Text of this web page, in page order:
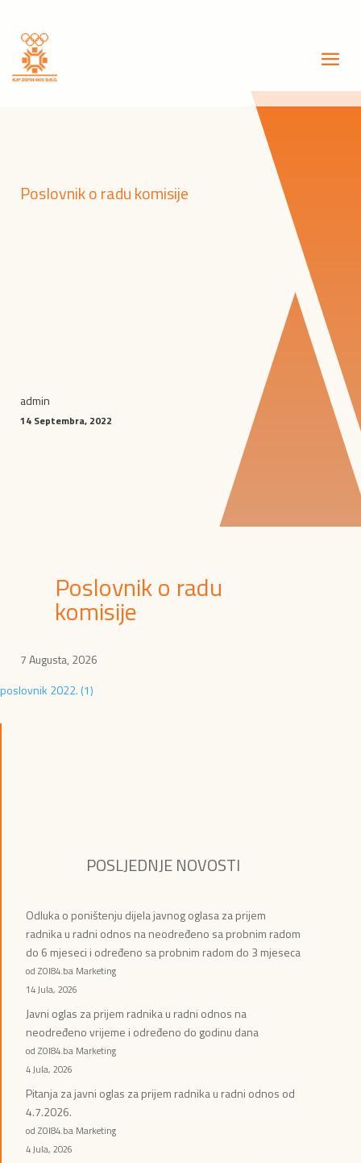
Poslovnik o radu komisije
admin
14 Septembra, 2022
Poslovnik o radu
komisije
7 Augusta, 2026
poslovnik 2022. (1)
POSLJEDNJE NOVOSTI
Odluka o poništenju dijela javnog oglasa za prijem
radnika u radni odnos na neodređeno sa probnim radom
do 6 mjeseci i određeno sa probnim radom do 3 mjeseca
od ZOI84.ba Marketing
14 Jula, 2026
Javni oglas za prijem radnika u radni odnos na
neodređeno vrijeme i određeno do godinu dana
od ZOI84.ba Marketing
4 Jula, 2026
Pitanja za javni oglas za prijem radnika u radni odnos od
4.7.2026.
od ZOI84.ba Marketing
4 Jula, 2026